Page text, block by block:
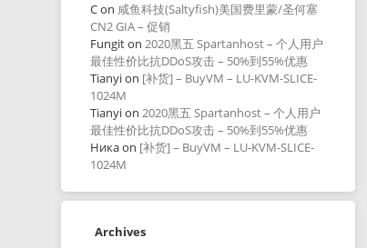
Con 咸鱼科技(Saltyfish)美国费里蒙/圣何塞
CN2 GIA – 促销
Fungiton2020黑五 Spartanhost – 个人用户
最佳性价比抗DDoS攻击 – 50%到55%优惠
Tianyion [补货] – BuyVM – LU-KVM-SLICE-
1024M
Tianyion2020黑五 Spartanhost – 个人用户
最佳性价比抗DDoS攻击 – 50%到55%优惠
Никаon [补货] – BuyVM – LU-KVM-SLICE-
1024M
Archives